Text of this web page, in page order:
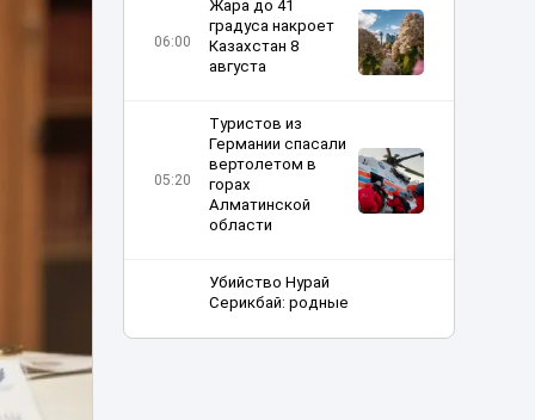
06:00
Жара до 41
градуса накроет
Казахстан 8
августа
05:20
Туристов из
Германии спасали
вертолетом в
горах
Алматинской
области
Убийство Нурай
Серикбай: родные
запросили с